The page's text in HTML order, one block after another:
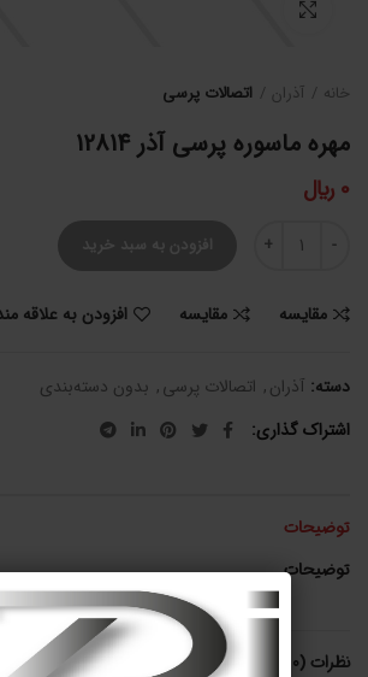
خانه آذران اتصالات پرسی
مهره ماسوره پرسی آذر 12814
0 ﷼
مهره ماسوره پرسی آذر 12814 عددافزودن به سبد خرید
مقایسه مقایسه افزودن به علاقه
دسته: آذران, اتصالات پرسی, بدون دسته‌بندی
اشتراک گذاری
توضیحات
توضیحات
نظرات (0)